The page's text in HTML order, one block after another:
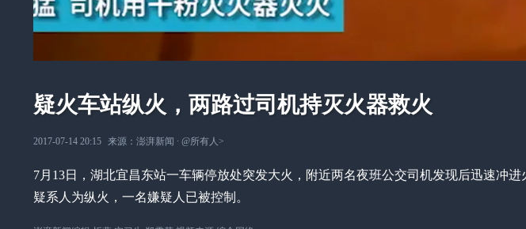
疑火车站纵火，两路过司机持灭火器救火
2017-07-14 20:15 来源： 澎湃新闻 ∙ @所有人 >
7月13日，湖北宜昌东站一车辆停放处突发大火，附近两名夜班公交司机发现后迅速冲
疑系人为纵火，一名嫌疑人已被控制。